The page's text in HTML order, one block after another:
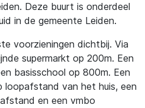
Deze buurt is onderdeel
in de gemeente Leiden.
voorzieningen dichtbij. Via
supermarkt op 200m. Een
basisschool op 800m. Een
loopafstand van het huis, een
en een vmbo